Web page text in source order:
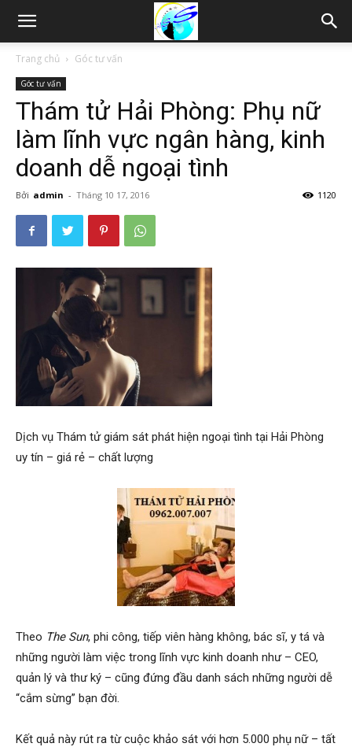
Thám
Phòng,
Hai
Giss
Trang chủ Góc tư vấn
Góc tư vấn
Thám tử Hải Phòng: Phụ nữ
làm lĩnh vực ngân hàng, kinh
doanh dễ ngoại tình
Bởi admin - Tháng 10 17, 2016 1120
Dịch vụ Thám tử giám sát phát hiện ngoại tình tại Hải Phòng
uy tín – giá rẻ – chất lượng
Theo The Sun, phi công, tiếp viên hàng không, bác sĩ, y tá và
những người làm việc trong lĩnh vực kinh doanh như – CEO,
quản lý và thư ký – cũng đứng đầu danh sách những người dễ
“cắm sừng” bạn đời.
Kết quả này rút ra từ cuộc khảo sát với hơn 5.000 phụ nữ – tất